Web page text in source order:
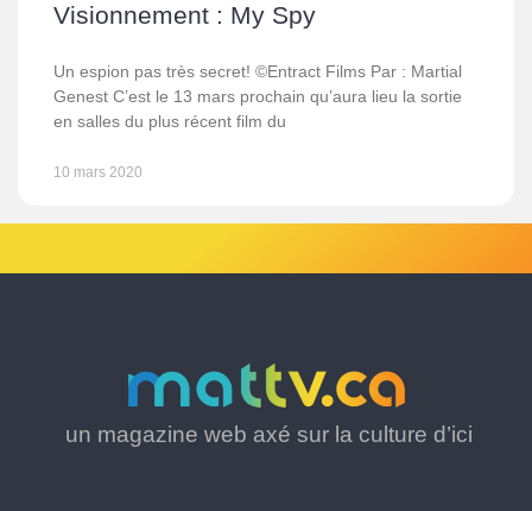
Visionnement : My Spy
Un espion pas très secret! ©Entract Films Par : Martial
Genest C’est le 13 mars prochain qu’aura lieu la sortie
en salles du plus récent film du
10 mars 2020
un magazine web axé sur la culture d’ici